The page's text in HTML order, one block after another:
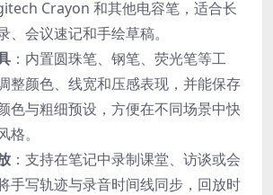
Crayon 和其他电容笔，适合长
、会议速记和手绘草稿。
：内置圆珠笔、钢笔、荧光笔等工
整颜色、线宽和压感表现，并能保存
色与粗细预设，方便在不同场景中快
。
：支持在笔记中录制课堂、访谈或会
手写轨迹与录音时间线同步，回放时